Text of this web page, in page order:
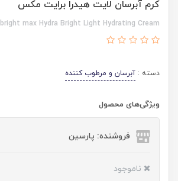
کرم آبرسان لایت هیدرا برایت مکس
bright max Hydra Bright Light Hydrating Cream
دسته : آبرسان و مرطوب کننده
ویژگی‌های محصول
فروشنده: پارسین
ناموجود